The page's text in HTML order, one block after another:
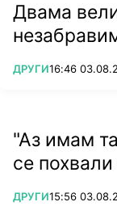
Двама
ПОВЕЧЕ ОТ
ДРУГИ16:46
"Аз имам
се
ПОВЕЧЕ ОТ
ДРУГИ15:56